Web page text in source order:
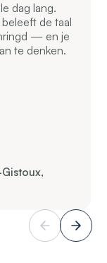
dag lang.
de taal
— en je
te denken.